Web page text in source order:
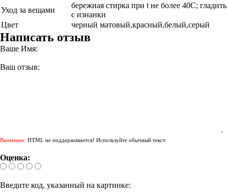
Уход за вещами
бережная стирка при t не более 40С; гладить
с изнанки
Цвет
черный матовый,красный,белый,серый
Написать отзыв
Ваше Имя:
Ваш отзыв:
Внимание: HTML не поддерживается! Используйте обычный текст.
Оценка:
Введите код, указанный на картинке: